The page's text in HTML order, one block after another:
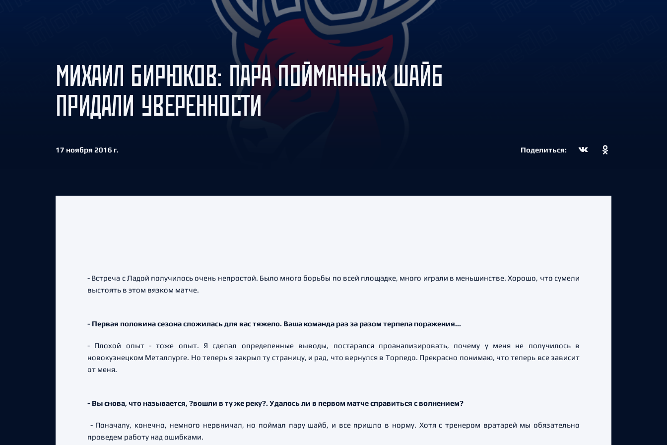
Амур
Барыс
Салават Юлаев
Сибирь
МИХАИЛ БИРЮКОВ: ПАРА ПОЙМАННЫХ ШАЙБ
ПРИДАЛИ УВЕРЕННОСТИ
17 ноября 2016 г. Поделиться:
- Встреча с Ладой получилось очень непростой. Было много борьбы по всей площадке, много играли в меньшинстве. Хорошо, что сумели
выстоять в этом вязком матче.
- Первая половина сезона сложилась для вас тяжело. Ваша команда раз за разом терпела поражения...
- Плохой опыт - тоже опыт. Я сделал определенные выводы, постарался проанализировать, почему у меня не получилось в
новокузнецком Металлурге. Но теперь я закрыл ту страницу, и рад, что вернулся в Торпедо. Прекрасно понимаю, что теперь все зависит
от меня.
- Вы снова, что называется, ?вошли в ту же реку?. Удалось ли в первом матче справиться с волнением?
- Поначалу, конечно, немного нервничал, но поймал пару шайб, и все пришло в норму. Хотя с тренером вратарей мы обязательно
проведем работу над ошибками.